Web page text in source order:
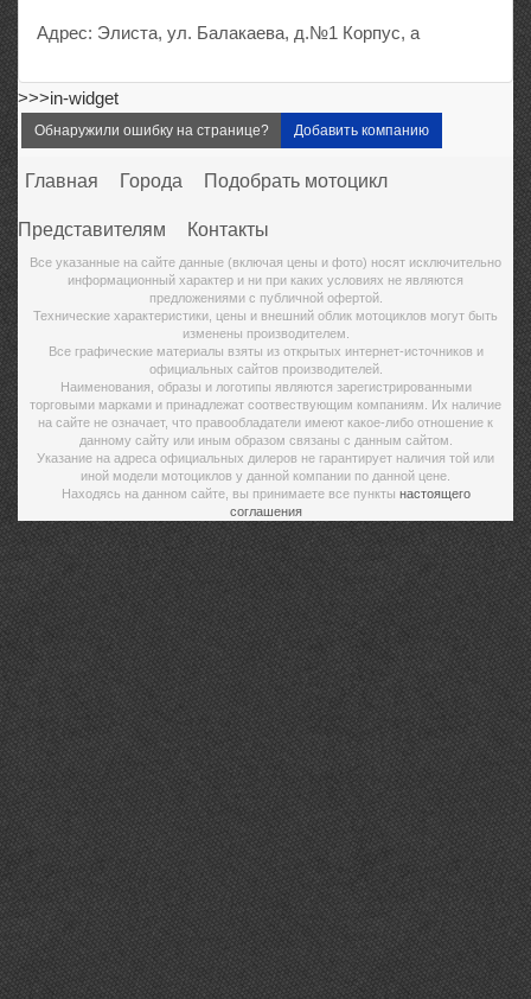
Адрес: Элиста, ул. Балакаева, д.№1 Корпус, а
>>>in-widget
Обнаружили ошибку на странице? Добавить компанию
Главная Города Подобрать мотоцикл
Представителям Контакты
Все указанные на сайте данные (включая цены и фото) носят исключительно
информационный характер и ни при каких условиях не являются
предложениями с публичной офертой.
Технические характеристики, цены и внешний облик мотоциклов могут быть
изменены производителем.
Все графические материалы взяты из открытых интернет-источников и
официальных сайтов производителей.
Наименования, образы и логотипы являются зарегистрированными
торговыми марками и принадлежат соотвествующим компаниям. Их наличие
на сайте не означает, что правообладатели имеют какое-либо отношение к
данному сайту или иным образом связаны с данным сайтом.
Указание на адреса официальных дилеров не гарантирует наличия той или
иной модели мотоциклов у данной компании по данной цене.
Находясь на данном сайте, вы принимаете все пункты настоящего
соглашения